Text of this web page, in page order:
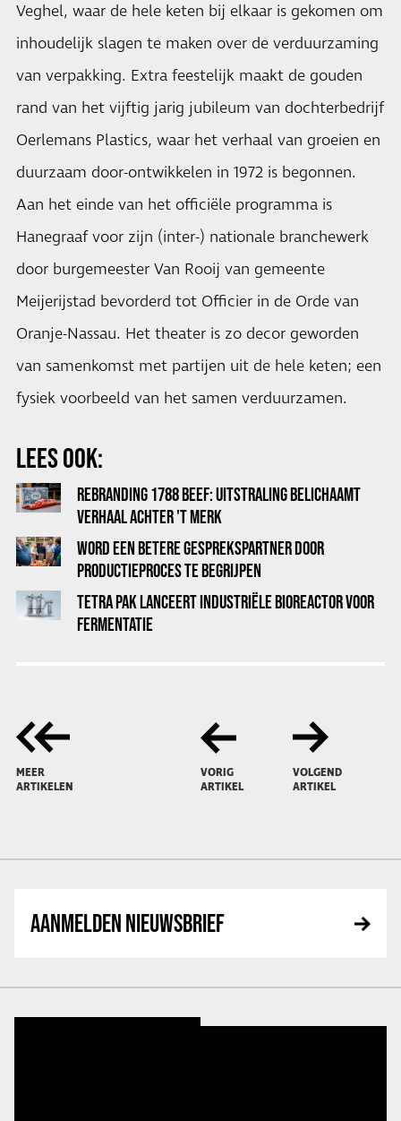
Veghel, waar de hele keten bij elkaar is gekomen om
inhoudelijk slagen te maken over de verduurzaming
van verpakking. Extra feestelijk maakt de gouden
rand van het vijftig jarig jubileum van dochterbedrijf
Oerlemans Plastics, waar het verhaal van groeien en
duurzaam door-ontwikkelen in 1972 is begonnen.
Aan het einde van het officiële programma is
Hanegraaf voor zijn (inter-) nationale branchewerk
door burgemeester Van Rooij van gemeente
Meijerijstad bevorderd tot Officier in de Orde van
Oranje-Nassau. Het theater is zo decor geworden
van samenkomst met partijen uit de hele keten; een
fysiek voorbeeld van het samen verduurzamen.
LEES OOK:
REBRANDING 1788 BEEF: UITSTRALING BELICHAAMT
VERHAAL ACHTER 'T MERK
WORD EEN BETERE GESPREKSPARTNER DOOR
PRODUCTIEPROCES TE BEGRIJPEN
TETRA PAK LANCEERT INDUSTRIËLE BIOREACTOR VOOR
FERMENTATIE
MEER
ARTIKELEN
VORIG
ARTIKEL
VOLGEND
ARTIKEL
AANMELDEN NIEUWSBRIEF